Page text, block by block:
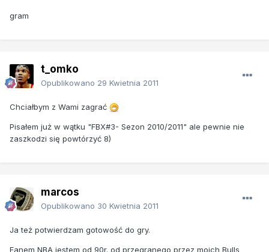
gram
t_omko
Opublikowano 29 Kwietnia 2011
Chciałbym z Wami zagrać
Pisałem już w wątku "FBX#3- Sezon 2010/2011" ale pewnie nie
zaszkodzi się powtórzyć 8)
marcos
Opublikowano 30 Kwietnia 2011
Ja też potwierdzam gotowość do gry.
Fanem NBA jestem od 90r. od przegranego przez moich Bulls